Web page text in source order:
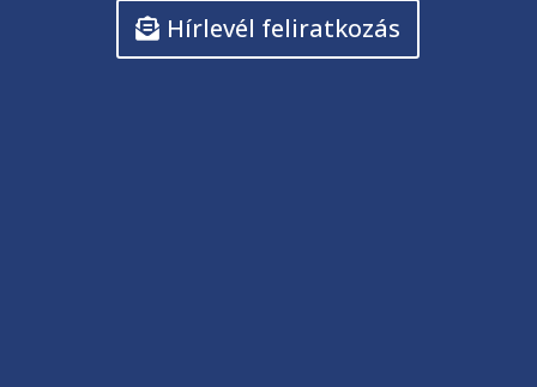
Hírlevél feliratkozás